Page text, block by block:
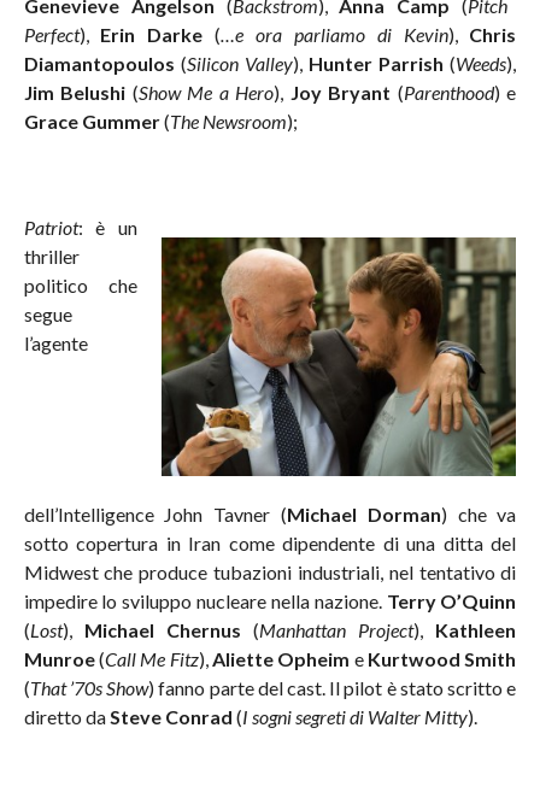
Genevieve Angelson (Backstrom),Anna Camp (Pitch
Perfect), Erin Darke (…e ora parliamo di Kevin),Chris
Diamantopoulos (Silicon Valley), Hunter Parrish (Weeds),
Jim Belushi (Show Me a Hero), Joy Bryant (Parenthood) e
Grace Gummer(The Newsroom);
Patriot: è un
thriller
politico che
segue
l’agente
dell’Intelligence John Tavner (Michael Dorman) che va
sotto copertura in Iran come dipendente di una ditta del
Midwest che produce tubazioni industriali, nel tentativo di
impedire lo sviluppo nucleare nella nazione. Terry O’Quinn
(Lost), Michael Chernus (Manhattan Project), Kathleen
Munroe(Call Me Fitz),Aliette Opheim e Kurtwood Smith
(That ’70s Show) fanno parte del cast. Il pilot è stato scritto e
diretto daSteve Conrad (I sogni segreti di Walter Mitty).